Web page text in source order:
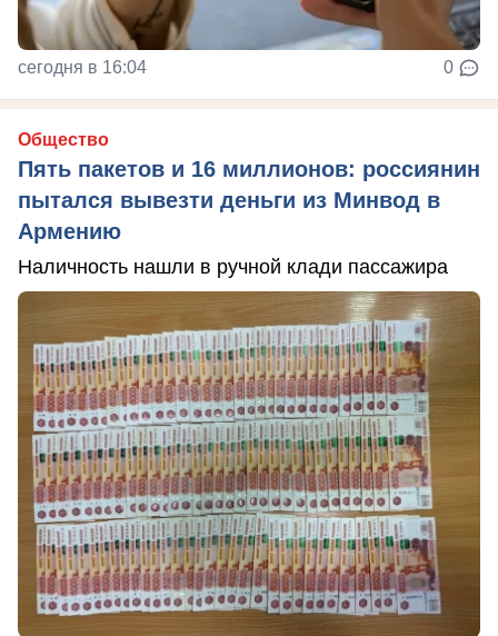
сегодня в 16:04 0
Общество
Пять пакетов и 16 миллионов: россиянин
пытался вывезти деньги из Минвод в
Армению
Наличность нашли в ручной клади пассажира